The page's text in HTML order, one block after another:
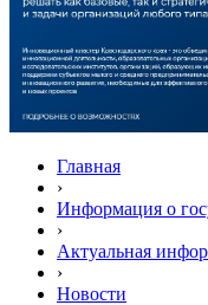
Главная
›
Информация о
›
Актуальная
›
Новости